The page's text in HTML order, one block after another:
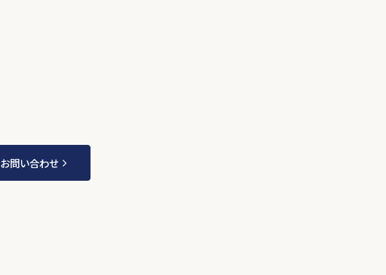
お問い合わせ